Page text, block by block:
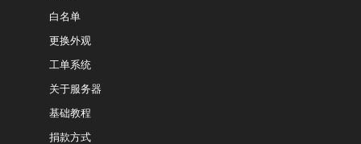
白名单
更换外观
工单系统
关于服务器
基础教程
捐款方式